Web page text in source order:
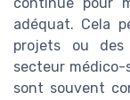
adéquat. Cela
projets ou des
secteur médico-
sont souvent